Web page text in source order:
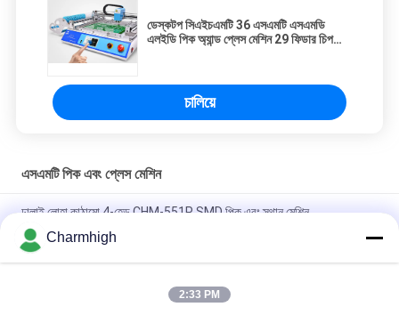
ডেস্কটপ সিএইচএমটি 36 এসএমটি এসএমডি
এলইডি পিক অ্যান্ড প্লেস মেশিন 29 ফিডার চিপ
চালিয়ে
এসএমটি পিক এবং প্লেস মেশিন
ঢালাই লোহা কাঠামো 4-হেড CHM-551P SMD পিক এবং স্থান মেশিন
সংকীর্ণ নকশা উচ্চ নির্ভুলতা TC06 মডিউল এসএমটি পিক এবং স্থান মেশিন 6 মাথা সমর্থন
01005
চার্মহাই TM08 পিসিবিএ ম্যানুফ্যাকচারিং এসএমটি চিপ মাউন্টার প্লেসমেন্ট মেশিন
Charmhigh
2:33 PM